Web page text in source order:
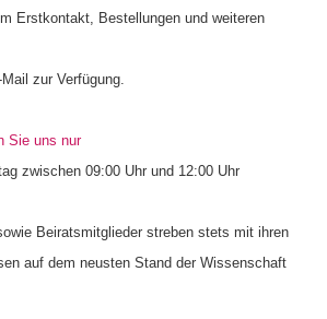
Erstkontakt, Bestellungen und weiteren
zur Verfügung.
Sie uns nur
zwischen 09:00 Uhr und 12:00 Uhr
Beiratsmitglieder streben stets mit ihren
auf dem neusten Stand der Wissenschaft